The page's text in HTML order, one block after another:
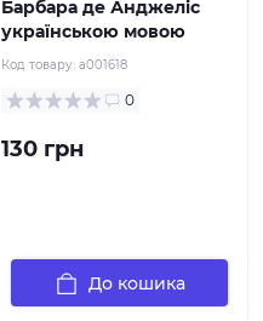
Барбара де Анджеліс
українською мовою
Код товару: а001618
0
130 грн
До кошика